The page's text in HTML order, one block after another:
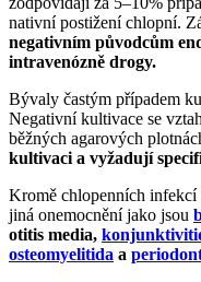
nativní postižení chlopní.
negativním původcům
intravenózně drogy.
Bývaly častým případem
Negativní kultivace se
běžných agarových
kultivaci a vyžadují
Kromě chlopenních
jiná onemocnění jako jsou
otitis media,
osteomyelitida a